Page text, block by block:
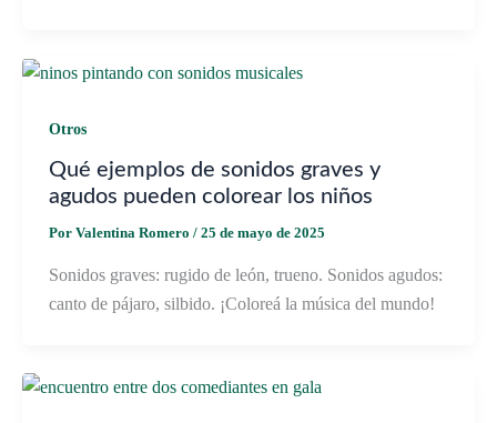
Otros
Qué ejemplos de sonidos graves y
agudos pueden colorear los niños
Por Valentina Romero / 25 de mayo de 2025
Sonidos graves: rugido de león, trueno. Sonidos agudos:
canto de pájaro, silbido. ¡Coloreá la música del mundo!